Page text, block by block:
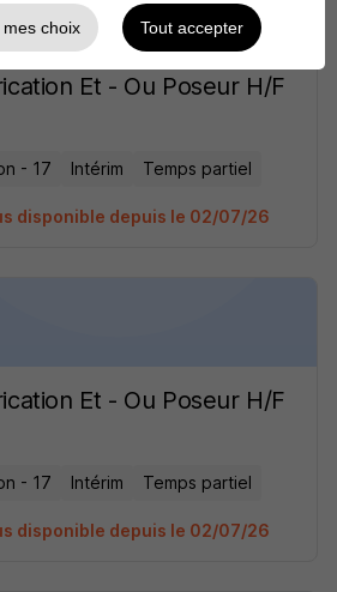
Et - Ou Poseur H/F
- 17 Intérim Temps partiel
disponible depuis le 02/07/26
Et - Ou Poseur H/F
- 17 Intérim Temps partiel
disponible depuis le 02/07/26
choix Tout accepter